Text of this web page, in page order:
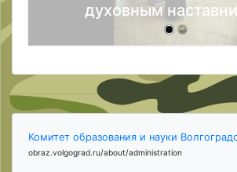
духовным
Комитет образования и науки
obraz.volgograd.ru/about/administration